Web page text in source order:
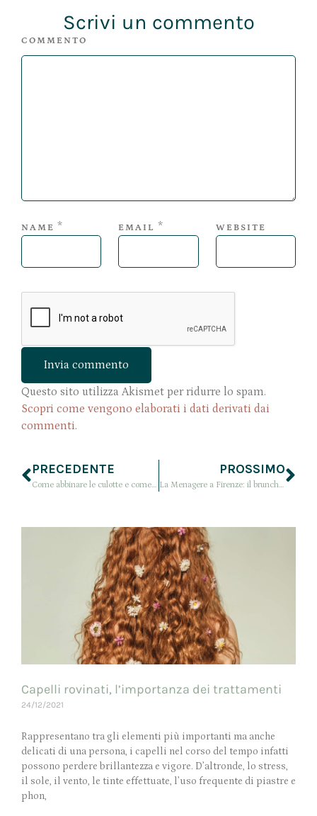
Scrivi un commento
COMMENTO
NAME * EMAIL * WEBSITE
Questo sito utilizza Akismet per ridurre lo spam.
Scopri come vengono elaborati i dati derivati dai
commenti.
PRECEDENTE
Come abbinare le culotte e come indossarle a lavoro: qualche consiglio
PROSSIMO
La Menagere a Firenze: il brunch perfetto tra i fiori di Artemisia Fioristi
Capelli rovinati, l’importanza dei trattamenti
24/12/2021
Rappresentano tra gli elementi più importanti ma anche
delicati di una persona, i capelli nel corso del tempo infatti
possono perdere brillantezza e vigore. D’altronde, lo stress,
il sole, il vento, le tinte effettuate, l’uso frequente di piastre e
phon,